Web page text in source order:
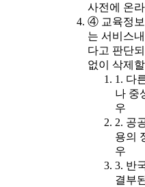
사전에 온
④ 교육정보
는 서비스
다고 판단
없이 삭제
1. 다
나 중
우
2. 공
용의
우
3. 반
결부